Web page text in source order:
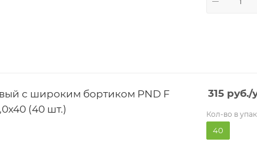
с широким бортиком PND F
(40 шт.)
315 руб./
Кол-во в упак.
40